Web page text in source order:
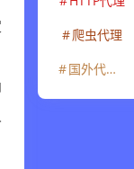
HTTP代理
爬虫代理
国外代理IP